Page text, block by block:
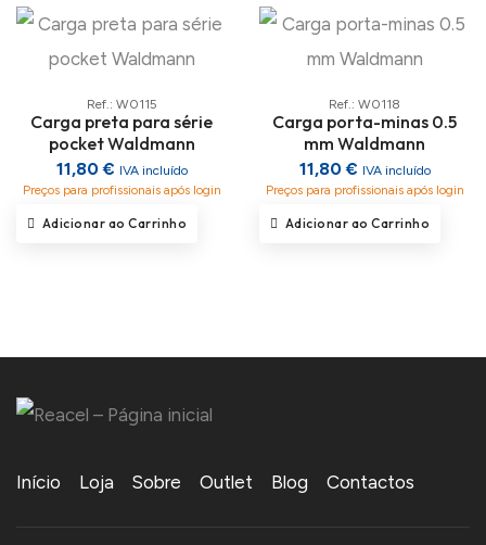
Ref.: W0115
Carga preta para série
pocket Waldmann
11,80 € IVA incluído
Preços para profissionais após login
Adicionar ao Carrinho
Ref.: W0118
Carga porta-minas 0.5
mm Waldmann
11,80 € IVA incluído
Preços para profissionais após login
Adicionar ao Carrinho
Início Loja Sobre Outlet Blog Contactos